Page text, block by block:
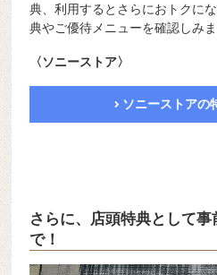
典、利用するとさらにおトクに
典やご優待メニューを確認しみま
〈ソニーストア〉
ソニーストアの
さらに、店頭特典として
で！